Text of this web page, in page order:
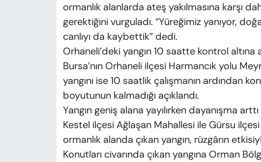
ormanlık alanlarda ateş yakılmasına karşı
gerektiğini vurguladı. “Yüreğimiz yanıyor,
canlıyı da kaybettik” dedi.
Orhaneli’deki yangın 10 saatte kontrol altına
Bursa’nın Orhaneli ilçesi Harmancık yolu
yangını ise 10 saatlik çalışmanın ardından
boyutunun kalmadığı açıklandı.
Yangın geniş alana yayılırken dayanışma arttı
Kestel ilçesi Ağlaşan Mahallesi ile Gürsu
ormanlık alanda çıkan yangın, rüzgârın
Konutları civarında çıkan yangına Orman